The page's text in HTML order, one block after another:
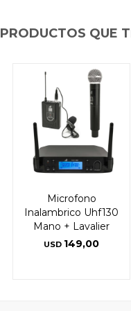
PRODUCTOS QUE
Microfono
Inalambrico Uhf130
Mano + Lavalier
USD 149,00